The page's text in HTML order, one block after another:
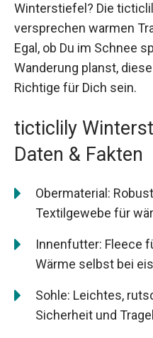
Winterstiefel? Die
versprechen warmen
Egal, ob Du im Schnee
Wanderung planst,
Richtige für Dich sein.
ticticlily
Daten & Fakten
Obermaterial:
Textilgewebe für
Innenfutter: Fleece
Wärme selbst bei
Sohle: Leichtes,
Sicherheit und